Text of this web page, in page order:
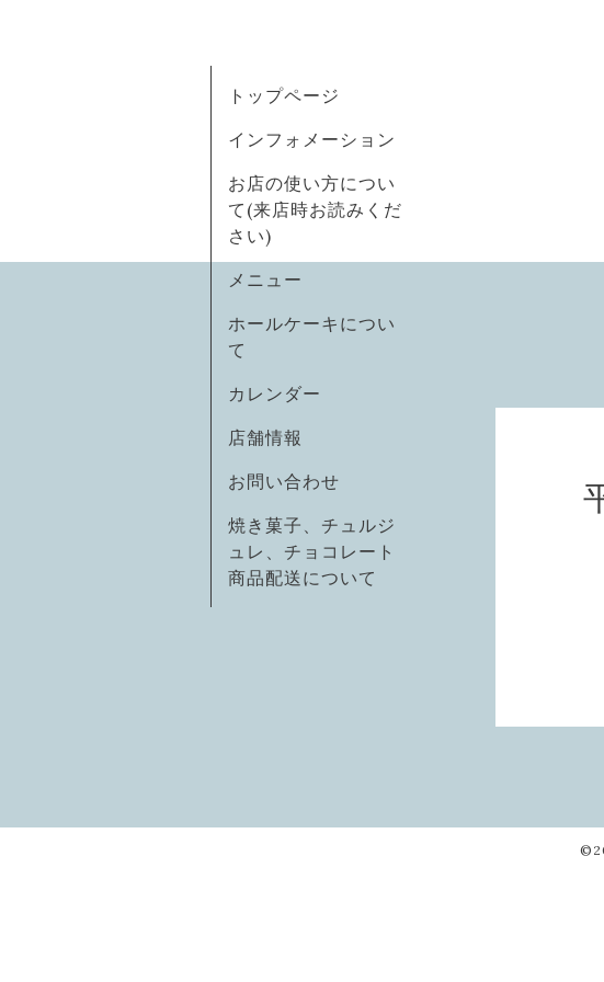
トップページ
インフォメーション
お店の使い方につい
て(来店時お読みくだ
さい)
メニュー
ホールケーキについ
て
カレンダー
店舗情報
お問い合わせ
焼き菓子、チュルジ
ュレ、チョコレート
商品配送について